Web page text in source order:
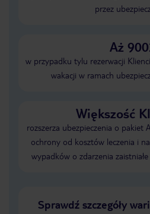
przez
Aż
w przypadku tylu rezerwacji
wakacji w ramach
Większość
rozszerza ubezpieczenia o pakiet
ochrony od kosztów leczenia i
wypadków o zdarzenia
Sprawdź szczegóły